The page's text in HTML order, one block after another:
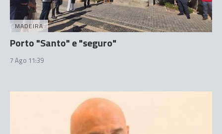
MADEIRA
Porto "Santo" e "seguro"
7 Ago 11:39